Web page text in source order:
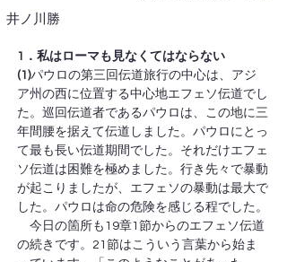
井ノ川勝
1．私はローマも見なくてはならない
(1)パウロの第三回伝道旅行の中心は、アジ
ア州の西に位置する中心地エフェソ伝道でし
た。巡回伝道者であるパウロは、この地に三
年間腰を据えて伝道しました。パウロにとっ
て最も長い伝道期間でした。それだけエフェ
ソ伝道は困難を極めました。行き先々で暴動
が起こりましたが、エフェソの暴動は最大で
した。パウロは命の危険を感じる程でした。
今日の箇所も19章1節からのエフェソ伝道
の続きです。21節はこういう言葉から始ま